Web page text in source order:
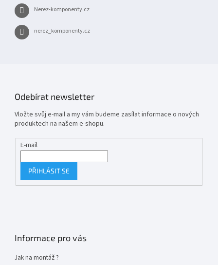
Nerez-komponenty.cz
nerez_komponenty.cz
Odebírat newsletter
Vložte svůj e-mail a my vám budeme zasílat informace o nových
produktech na našem e-shopu.
E-mail
PŘIHLÁSIT SE
Informace pro vás
Jak na montáž ?